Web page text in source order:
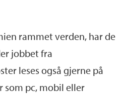
rammet verden, har de
jobbet fra
leses også gjerne på
pc, mobil eller